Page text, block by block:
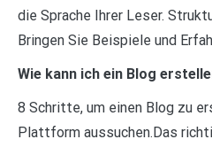
die Sprache Ihrer Leser.
Bringen Sie Beispiele und
Wie kann ich ein Blog
8 Schritte, um einen Blog zu
Plattform aussuchen.Das